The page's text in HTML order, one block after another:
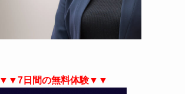
▼▼7日間の無料体験▼▼